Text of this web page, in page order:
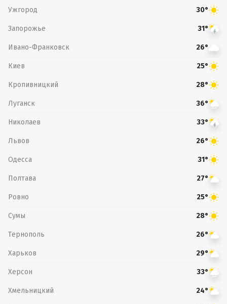
Ужгород 30°
Запорожье 31°
Ивано-Франковск 26°
Киев 25°
Кропивницкий 28°
Луганск 36°
Николаев 33°
Львов 26°
Одесса 31°
Полтава 27°
Ровно 25°
Сумы 28°
Тернополь 26°
Харьков 29°
Херсон 33°
Хмельницкий 24°